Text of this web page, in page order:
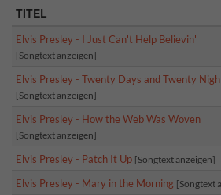
TITEL
Elvis Presley - I Just Can't Help Believin'
[Songtext anzeigen]
Elvis Presley - Twenty Days and Twenty
[Songtext anzeigen]
Elvis Presley - How the Web Was Woven
[Songtext anzeigen]
Elvis Presley - Patch It Up [Songtext anzeigen]
Elvis Presley - Mary in the Morning [Songtext